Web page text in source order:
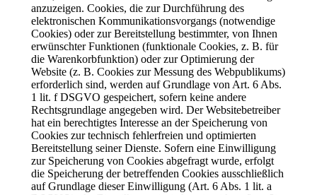
anzuzeigen. Cookies, die zur Durchführung des
elektronischen Kommunikationsvorgangs (notwendige
Cookies) oder zur Bereitstellung bestimmter, von Ihnen
erwünschter Funktionen (funktionale Cookies, z. B. für
die Warenkorbfunktion) oder zur Optimierung der
Website (z. B. Cookies zur Messung des Webpublikums)
erforderlich sind, werden auf Grundlage von Art. 6 Abs.
1 lit. f DSGVO gespeichert, sofern keine andere
Rechtsgrundlage angegeben wird. Der Websitebetreiber
hat ein berechtigtes Interesse an der Speicherung von
Cookies zur technisch fehlerfreien und optimierten
Bereitstellung seiner Dienste. Sofern eine Einwilligung
zur Speicherung von Cookies abgefragt wurde, erfolgt
die Speicherung der betreffenden Cookies ausschließlich
auf Grundlage dieser Einwilligung (Art. 6 Abs. 1 lit. a